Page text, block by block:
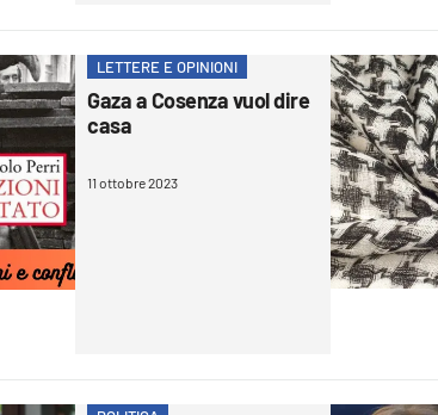
LETTERE E OPINIONI
Gaza a Cosenza vuol dire
casa
11 ottobre 2023